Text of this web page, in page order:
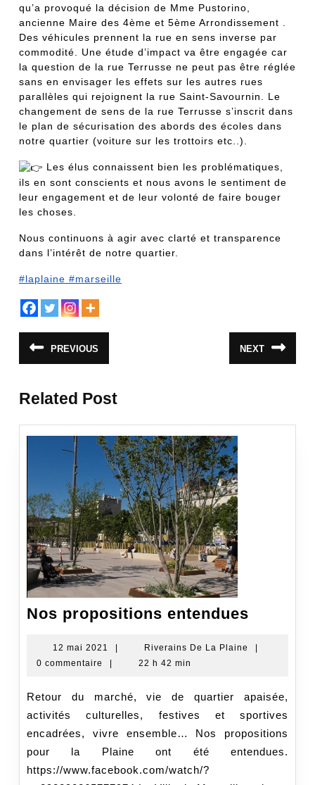
qu’a provoqué la décision de Mme Pustorino,
ancienne Maire des 4ème et 5ème Arrondissement .
Des véhicules prennent la rue en sens inverse par
commodité. Une étude d’impact va être engagée car
la question de la rue Terrusse ne peut pas être réglée
sans en envisager les effets sur les autres rues
parallèles qui rejoignent la rue Saint-Savournin. Le
changement de sens de la rue Terrusse s’inscrit dans
le plan de sécurisation des abords des écoles dans
notre quartier (voiture sur les trottoirs etc..).
Les élus connaissent bien les problématiques,
ils en sont conscients et nous avons le sentiment de
leur engagement et de leur volonté de faire bouger
les choses.
Nous continuons à agir avec clarté et transparence
dans l’intérêt de notre quartier.
#laplaine #marseille
Navigation
de
PREVIOUS
précédent
NEXT
suivant
Related Post
Nos propositions entendues
12 mai 2021
12
Riverains De La Plaine
Riverains
Plaine
0 commentaire
22 h 42 min
Retour du marché, vie de quartier apaisée,
activités culturelles, festives et sportives
encadrées, vivre ensemble… Nos propositions
pour la Plaine ont été entendues.
https://www.facebook.com/watch/?